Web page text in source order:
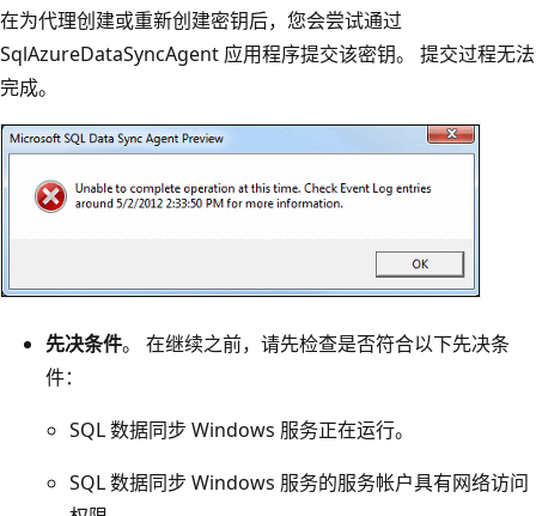
在为代理创建或重新创建密钥后，您会尝试通过
SqlAzureDataSyncAgent 应用程序提交该密钥。 提交过程无法
完成。
先决条件。 在继续之前，请先检查是否符合以下先决条
件：
SQL 数据同步 Windows 服务正在运行。
SQL 数据同步 Windows 服务的服务帐户具有网络访问